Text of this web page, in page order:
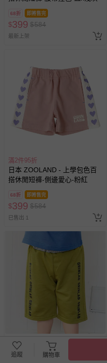
68折 即將售完
$399 $584
最新上架
滿2件95折
日本 ZOOLAND - 上學包色百
搭休閒短褲-側邊愛心-粉紅
68折 即將售完
$399 $584
已售出 1
滿2件95折
日本 ZOOLAND - 上學包色百
搭休閒短褲-側邊英文-芥末綠
追蹤 購物車